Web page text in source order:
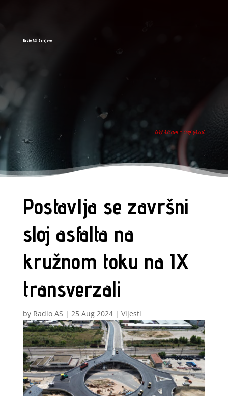
Radio AS Sarajevo
tvoj ritam - tvoj grad
Postavlja se završni
sloj asfalta na
kružnom toku na IX
transverzali
by Radio AS | 25 Aug 2024| Vijesti